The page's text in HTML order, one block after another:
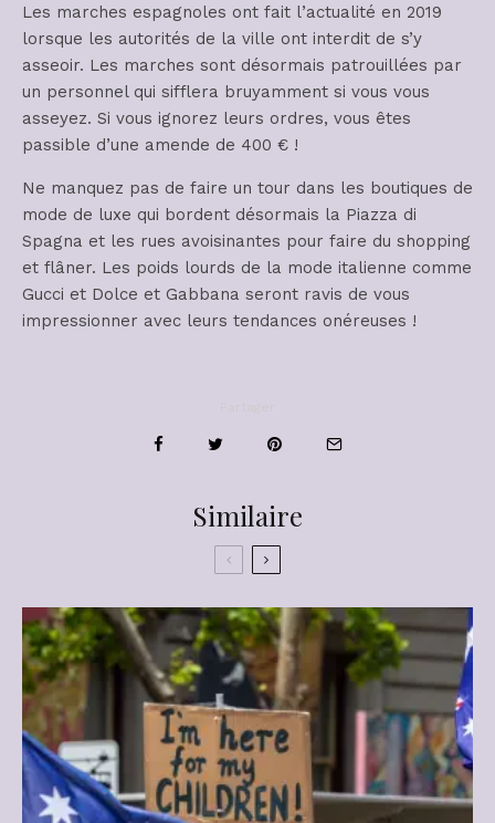
Les marches espagnoles ont fait l’actualité en 2019
lorsque les autorités de la ville ont interdit de s’y
asseoir. Les marches sont désormais patrouillées par
un personnel qui sifflera bruyamment si vous vous
asseyez. Si vous ignorez leurs ordres, vous êtes
passible d’une amende de 400 € !
Ne manquez pas de faire un tour dans les boutiques de
mode de luxe qui bordent désormais la Piazza di
Spagna et les rues avoisinantes pour faire du shopping
et flâner. Les poids lourds de la mode italienne comme
Gucci et Dolce et Gabbana seront ravis de vous
impressionner avec leurs tendances onéreuses !
Similaire